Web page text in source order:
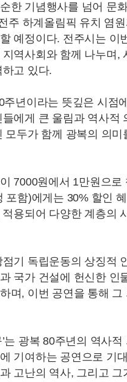
한 기념행사를 넘어 문
주 하계올림픽 유치 염
예정이다. 전주시는 이
역사회와 함께 나누며
고 있다.
주년이라는 뜻깊은 시
에게 큰 울림과 역사적
모두가 함께 광복의 의
7000원에서 1만원으로
포함)에게는 30% 할인
용되어 다양한 계층의
기 독립운동의 상징적
국가 건설에 헌신한 인
며, 이번 공연을 통해
는 광복 80주년의 역사
기여하는 공연으로 기
고난의 역사, 그리고